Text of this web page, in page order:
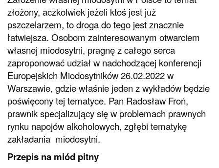
złożony, aczkolwiek jeżeli ktoś jest już
pszczelarzem, to droga do tego jest znacznie
łatwiejsza. Osobom zainteresowanym otwarciem
własnej miodosytni, pragnę z całego serca
zaproponować udział w nadchodzącej konferencji
Europejskich Miodosytników 26.02.2022 w
Warszawie, gdzie właśnie jeden z wykładów będzie
poświęcony tej tematyce. Pan Radosław Froń,
prawnik specjalizujący się w problemach prawnych
rynku napojów alkoholowych, zgłębi tematykę
zakładania miodosytni.
Przepis na miód pitny